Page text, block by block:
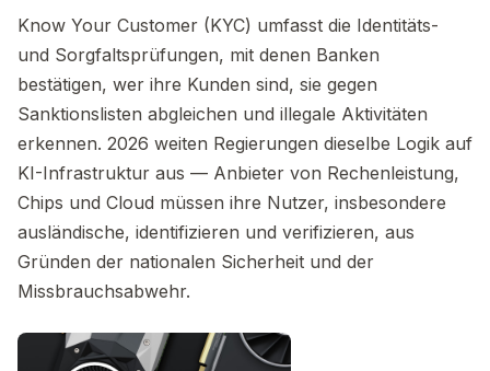
Know Your Customer (KYC) umfasst die Identitäts-
und Sorgfaltsprüfungen, mit denen Banken
bestätigen, wer ihre Kunden sind, sie gegen
Sanktionslisten abgleichen und illegale Aktivitäten
erkennen. 2026 weiten Regierungen dieselbe Logik auf
KI-Infrastruktur aus — Anbieter von Rechenleistung,
Chips und Cloud müssen ihre Nutzer, insbesondere
ausländische, identifizieren und verifizieren, aus
Gründen der nationalen Sicherheit und der
Missbrauchsabwehr.